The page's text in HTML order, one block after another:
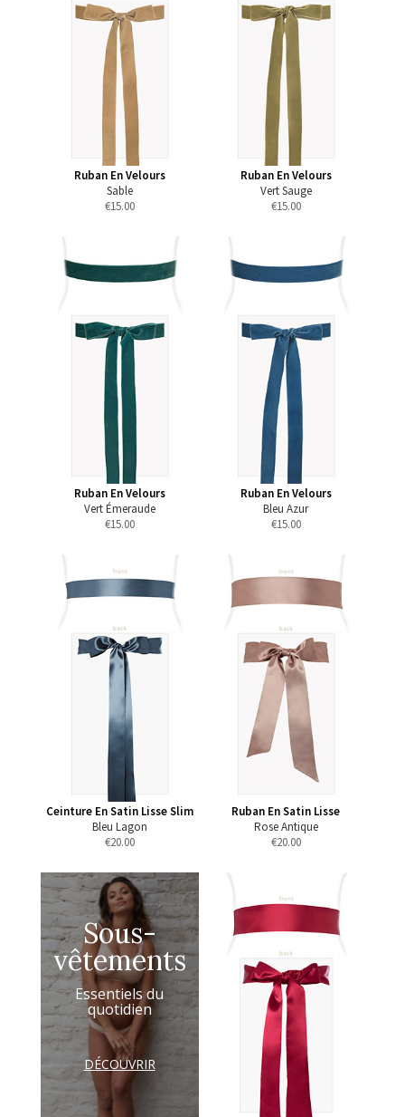
Ruban En Velours
Sable
€15.00
Ruban En Velours
Vert Sauge
€15.00
Ruban En Velours
Vert Émeraude
€15.00
Ruban En Velours
Bleu Azur
€15.00
Ceinture En Satin Lisse Slim
Bleu Lagon
€20.00
Ruban En Satin Lisse
Rose Antique
€20.00
Sous-
vêtements
Essentiels du
quotidien
DÉCOUVRIR